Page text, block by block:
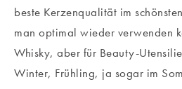
beste Kerzenqualität im
man optimal wieder verwenden
Whisky, aber für Beauty-
Winter, Frühling, ja sogar im